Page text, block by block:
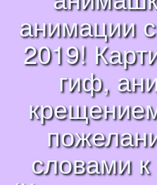
анимации
2019!
гиф,
словами